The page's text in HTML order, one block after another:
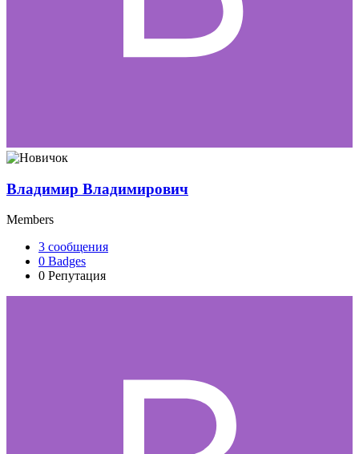
Владимир Владимирович
Members
3 сообщения
0 Badges
0 Репутация